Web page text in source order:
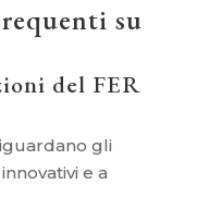
su
del FER
gli
e a